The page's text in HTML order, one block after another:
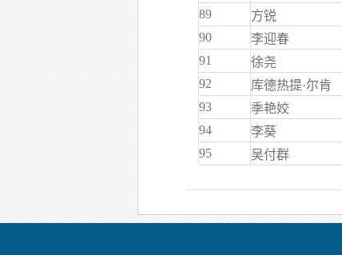
89
方锐
90
李迎春
91
徐尧
92
库德热提·尔肯
93
季艳姣
94
李葵
95
吴付群